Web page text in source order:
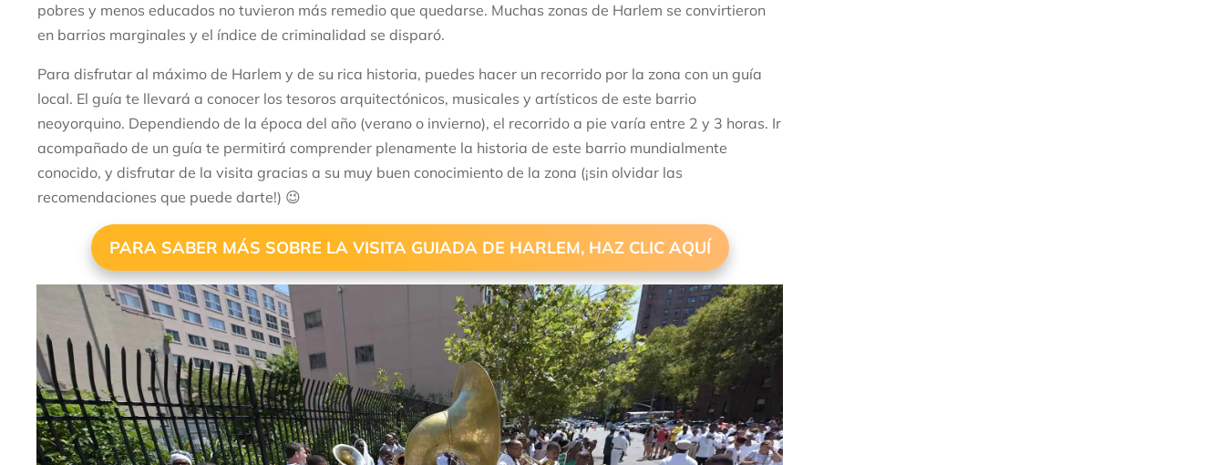
pobres y menos educados no tuvieron más remedio que quedarse. Muchas zonas de Harlem se convirtieron
en barrios marginales y el índice de criminalidad se disparó.
Para disfrutar al máximo de Harlem y de su rica historia, puedes hacer un recorrido por la zona con un guía
local. El guía te llevará a conocer los tesoros arquitectónicos, musicales y artísticos de este barrio
neoyorquino. Dependiendo de la época del año (verano o invierno), el recorrido a pie varía entre 2 y 3 horas. Ir
acompañado de un guía te permitirá comprender plenamente la historia de este barrio mundialmente
conocido, y disfrutar de la visita gracias a su muy buen conocimiento de la zona (¡sin olvidar las
recomendaciones que puede darte!) 😉
PARA SABER MÁS SOBRE LA VISITA GUIADA DE HARLEM, HAZ CLIC AQUÍ